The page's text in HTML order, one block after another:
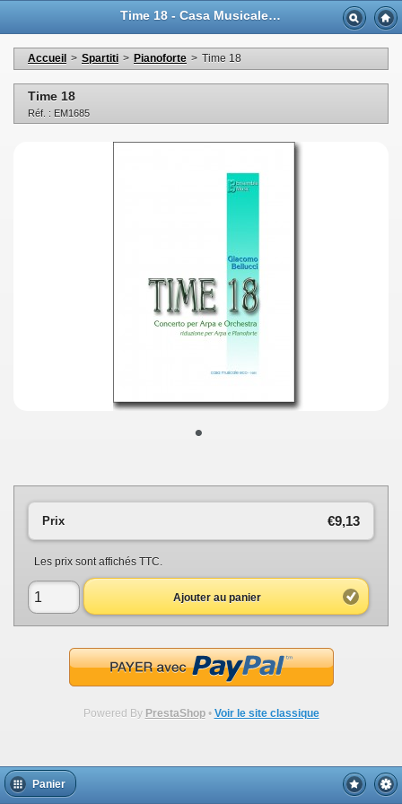
Time 18 - Casa Musicale Eco
Accueil > Spartiti > Pianoforte > Time 18
Time 18
Réf. : EM1685
•
€9,13
Prix
Les prix sont affichés TTC.
Ajouter au panier
Powered By PrestaShop• Voir le site classique
Panier